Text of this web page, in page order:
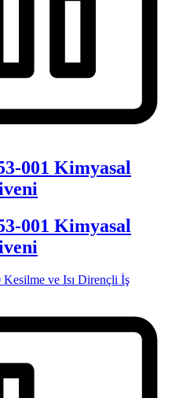
001 Kimyasal
001 Kimyasal